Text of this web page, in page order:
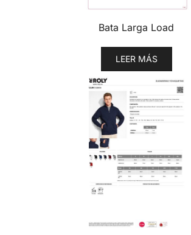
Bata Larga Load
LEER MÁS